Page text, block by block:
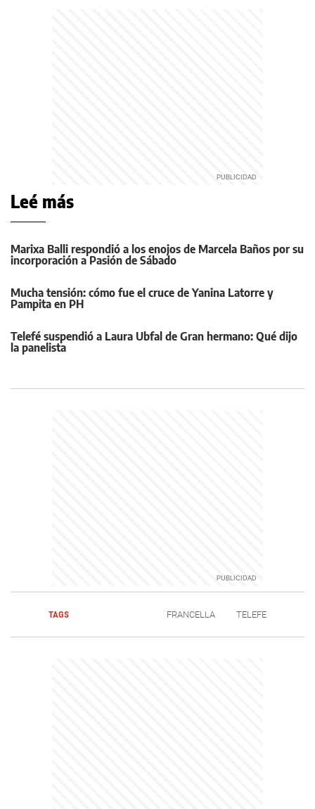
Leé más
Marixa Balli respondió a los enojos de Marcela Baños por su
incorporación a Pasión de Sábado
Mucha tensión: cómo fue el cruce de Yanina Latorre y
Pampita en PH
Telefé suspendió a Laura Ubfal de Gran hermano: Qué dijo
la panelista
TAGS FRANCELLA TELEFE